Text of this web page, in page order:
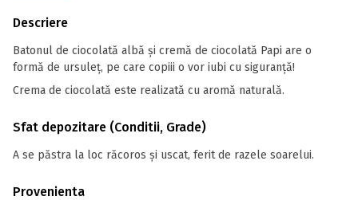
Descriere
Batonul de ciocolată albă și cremă de ciocolată Papi are o
formă de ursuleț, pe care copiii o vor iubi cu siguranță!
Crema de ciocolată este realizată cu aromă naturală.
Sfat depozitare (Conditii, Grade)
A se păstra la loc răcoros și uscat, ferit de razele soarelui.
Provenienta